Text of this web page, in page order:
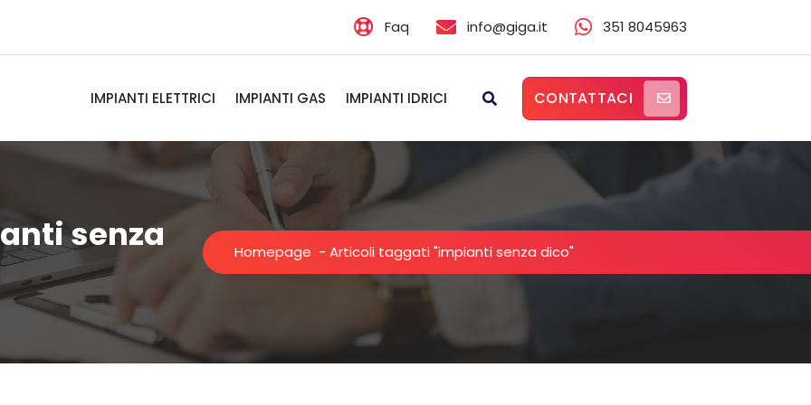
Faq info@giga.it 351 8045963
IMPIANTI ELETTRICI IMPIANTI GAS IMPIANTI IDRICI CONTATTACI
senza
Homepage - Articoli taggati "impianti senza dico"